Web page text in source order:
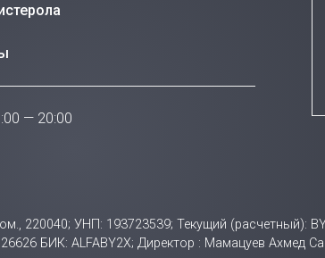
— 20:00
220040; УНП: 193723539; Текущий (расчетный):
БИК: ALFABY2X; Директор : Мамацуев Ахмед